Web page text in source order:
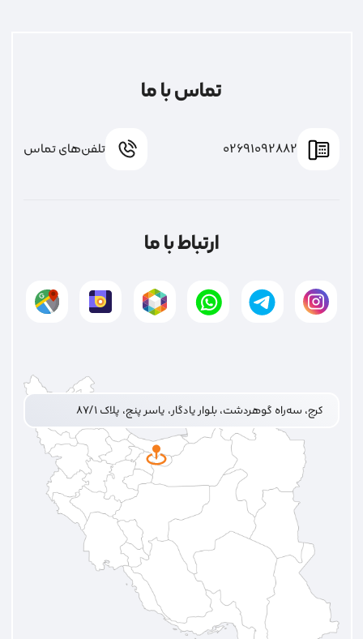
تماس با ما
02691092882 تلفن‌های تماس
ارتباط با ما
کرج، سه‌راه گوهردشت، بلوار یادگار، یاسر پنج، پلاک ۸۷/۱